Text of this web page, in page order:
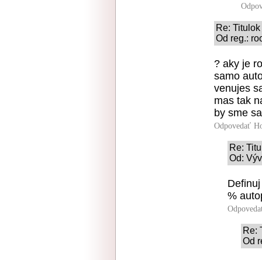
Re: Titulok
Od reg.:
? aky je
samo
venujes
mas tak
by sme
Odpovedať
Re:
Od:
%
Re:
Od